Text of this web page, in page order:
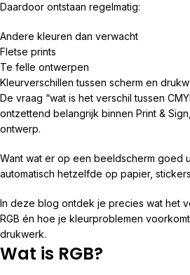
Daardoor ontstaan regelmatig:
Andere kleuren dan verwacht
Fletse prints
Te felle ontwerpen
Kleurverschillen tussen scherm en
De vraag “wat is het verschil tussen
ontzettend belangrijk binnen Print &
ontwerp.
Want wat er op een beeldscherm goed
automatisch hetzelfde op papier,
In deze blog ontdek je precies wat het
RGB én hoe je kleurproblemen
drukwerk.
Wat is RGB?